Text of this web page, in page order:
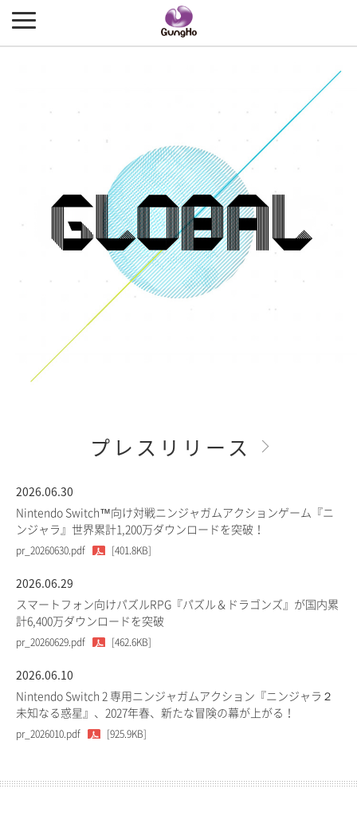
プレスリリース
2026.06.30
Nintendo Switch™向け対戦ニンジャガムアクションゲーム『ニ
ンジャラ』世界累計1,200万ダウンロードを突破！
pr_20260630.pdf [401.8KB]
2026.06.29
スマートフォン向けパズルRPG『パズル＆ドラゴンズ』が国内累
計6,400万ダウンロードを突破
pr_20260629.pdf [462.6KB]
2026.06.10
Nintendo Switch 2 専用ニンジャガムアクション『ニンジャラ２
未知なる惑星』、2027年春、新たな冒険の幕が上がる！
pr_2026010.pdf [925.9KB]